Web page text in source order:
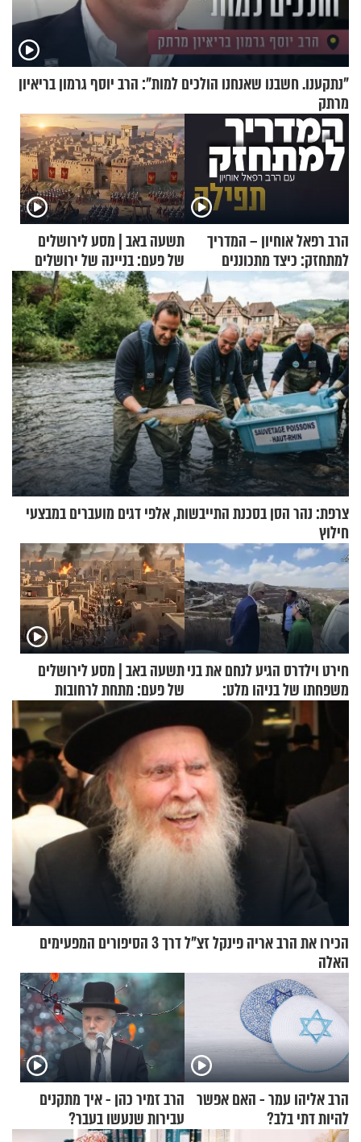
"נתקענו. חשבנו שאנחנו הולכים למות": הרב יוסף גרמון בריאיון
מרתק
הרב רפאל אוחיון – המדריך
למתחזק: כיצד מתכוננים
לתפילה?
תשעה באב | מסע לירושלים
של פעם: בניינה של ירושלים
צרפת: נהר הסן בסכנת התייבשות, אלפי דגים מועברים במבצעי
חילוץ
חירט וילדרס הגיע לנחם את בני
משפחתו של בניהו מלט:
"מיליונים באירופה תומכים
תשעה באב | מסע לירושלים
של פעם: מתחת לרחובות
ירושלים
הכירו את הרב אריה פינקל זצ"ל דרך 3 הסיפורים המפעימים
האלה
הרב אליהו עמר - האם אפשר
להיות דתי בלב?
הרב זמיר כהן - איך מתקנים
עבירות שנעשו בעבר?